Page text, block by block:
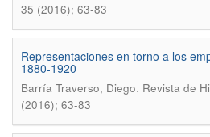
35 (2016); 63-83
Representaciones en torno a los
1880-1920
Barrí­a Traverso, Diego. Revista de
(2016); 63-83